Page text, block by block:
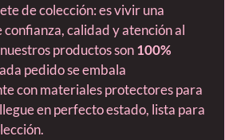
de colección: es vivir una
calidad y atención al
productos son100%
pedido se embala
con materiales protectores para
en perfecto estado, lista para